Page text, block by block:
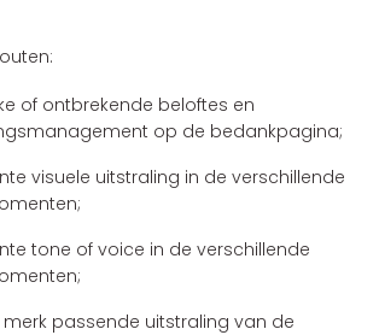
of ontbrekende beloftes en
op de bedankpagina;
visuele uitstraling in de verschillende
tone of voice in de verschillende
merk passende uitstraling van de